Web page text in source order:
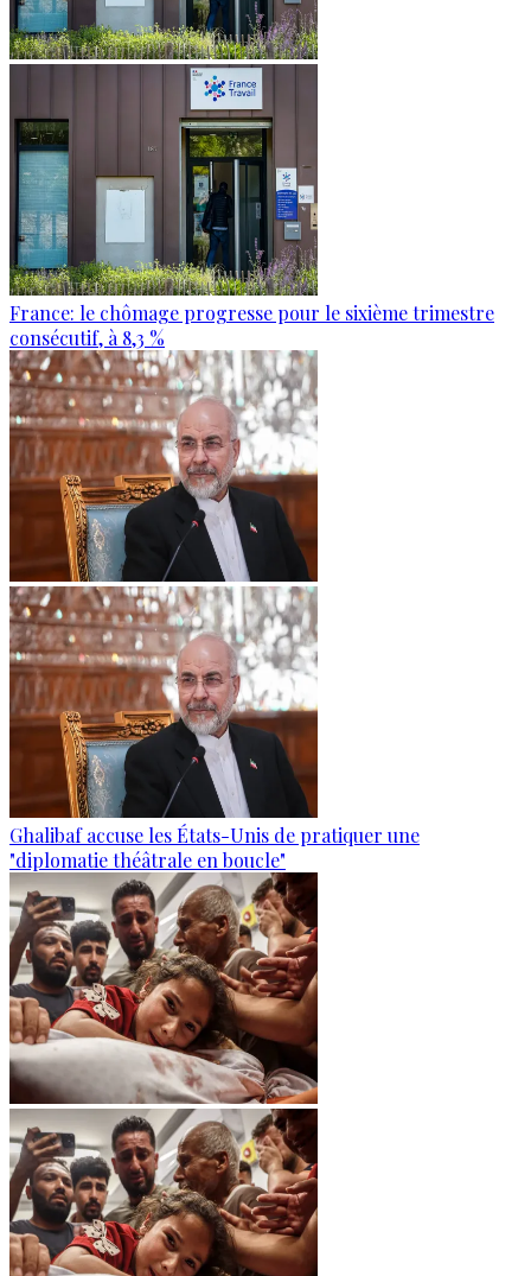
France: le chômage progresse pour le sixième trimestre
consécutif, à 8,3 %
Ghalibaf accuse les États-Unis de pratiquer une
"diplomatie théâtrale en boucle"